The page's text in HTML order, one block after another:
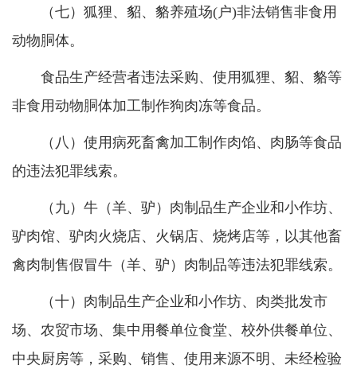
（七）狐狸、貂、貉养殖场(户)非法销售非食用
动物胴体。
食品生产经营者违法采购、使用狐狸、貂、貉等
非食用动物胴体加工制作狗肉冻等食品。
（八）使用病死畜禽加工制作肉馅、肉肠等食品
的违法犯罪线索。
（九）牛（羊、驴）肉制品生产企业和小作坊、
驴肉馆、驴肉火烧店、火锅店、烧烤店等，以其他畜
禽肉制售假冒牛（羊、驴）肉制品等违法犯罪线索。
（十）肉制品生产企业和小作坊、肉类批发市
场、农贸市场、集中用餐单位食堂、校外供餐单位、
中央厨房等，采购、销售、使用来源不明、未经检验